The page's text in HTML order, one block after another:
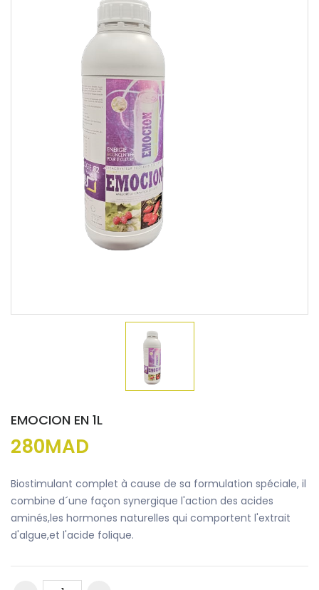
EMOCION EN 1L
280MAD
Biostimulant complet à cause de sa formulation spéciale, il
combine d´une façon synergique l'action des acides
aminés,les hormones naturelles qui comportent l'extrait
d'algue,et l'acide folique.